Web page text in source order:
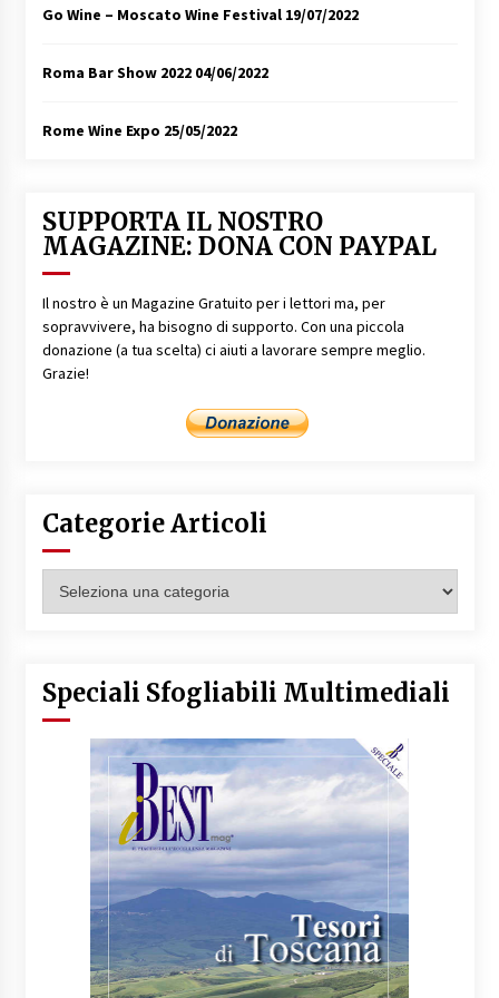
Go Wine – Moscato Wine Festival 19/07/2022
Roma Bar Show 2022 04/06/2022
Rome Wine Expo 25/05/2022
SUPPORTA IL NOSTRO
MAGAZINE: DONA CON PAYPAL
Il nostro è un Magazine Gratuito per i lettori ma, per
sopravvivere, ha bisogno di supporto. Con una piccola
donazione (a tua scelta) ci aiuti a lavorare sempre meglio.
Grazie!
Categorie Articoli
Articoli
Speciali Sfogliabili Multimediali